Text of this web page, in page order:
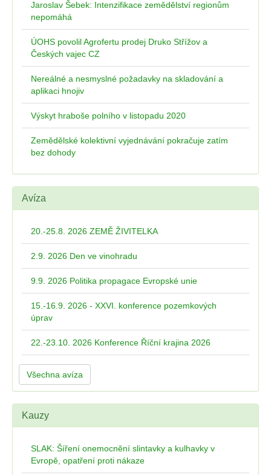
Jaroslav Šebek: Intenzifikace zemědělství regionům
nepomáhá
ÚOHS povolil Agrofertu prodej Druko Střížov a
Českých vajec CZ
Nereálné a nesmyslné požadavky na skladování a
aplikaci hnojiv
Výskyt hraboše polního v listopadu 2020
Zemědělské kolektivní vyjednávání pokračuje zatím
bez dohody
Avíza
20.-25.8. 2026 ZEMĚ ŽIVITELKA
2.9. 2026 Den ve vinohradu
9.9. 2026 Politika propagace Evropské unie
15.-16.9. 2026 - XXVI. konference pozemkových
úprav
22.-23.10. 2026 Konference Říční krajina 2026
Všechna avíza
Kauzy
SLAK: Šíření onemocnění slintavky a kulhavky v
Evropě, opatření proti nákaze